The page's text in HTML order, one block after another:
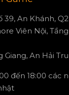
39, An Khánh,
Viên Nội, Tầng
An Hải
đến 18:00 các